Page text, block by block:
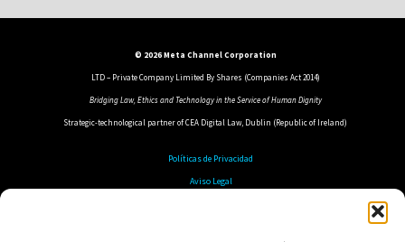
© 2026 Meta Channel Corporation
LTD – Private Company Limited By Shares (Companies Act 2014)
Bridging Law, Ethics and Technology in the Service of Human Dignity
Strategic-technological partner of CEA Digital Law, Dublin (Republic of Ireland)
Políticas de Privacidad
Aviso Legal